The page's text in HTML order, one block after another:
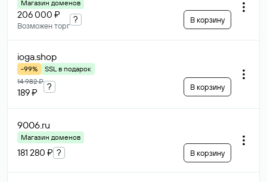
Магазин доменов
206 000 ₽
Возможен торг
? В корзину
ioga.shop
-99%
SSL в подарок
14 982 ₽
189 ₽
? В корзину
9006.ru
Магазин доменов
181 280 ₽ ? В корзину